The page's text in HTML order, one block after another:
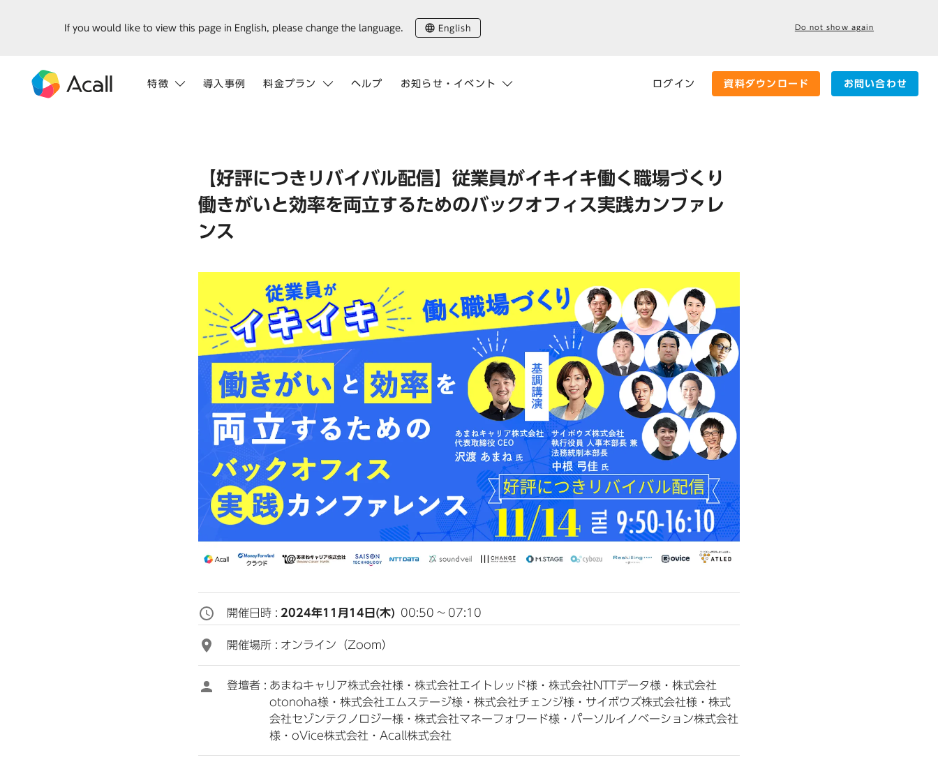
特徴 導入事例 料金プラン ヘルプ お知らせ・イベント ログイン 資料ダウンロード お問い合わせ
If you would like to view this page in English, please change the language. English Do not show again
【好評につきリバイバル配信】従業員がイキイキ働く職場づくり
働きがいと効率を両立するためのバックオフィス実践カンファレ
ンス
開催日時 : 2024年11月14日(木) 00:50 ~ 07:10
開催場所 : オンライン（Zoom）
登壇者 : あまねキャリア株式会社様・株式会社エイトレッド様・株式会社NTTデータ様・株式会社
otonoha様・株式会社エムステージ様・株式会社チェンジ様・サイボウズ株式会社様・株式
会社セゾンテクノロジー様・株式会社マネーフォワード様・パーソルイノベーション株式会社
様・oVice株式会社・Acall株式会社